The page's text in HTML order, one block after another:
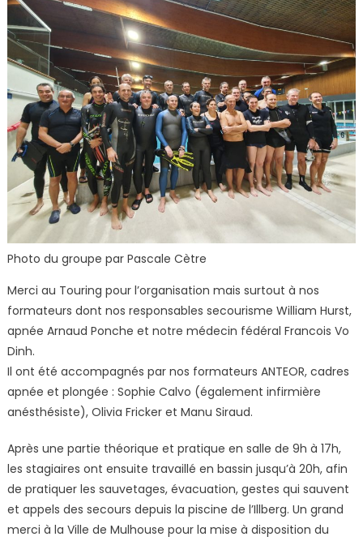
Photo du groupe par Pascale Cètre
Merci au Touring pour l’organisation mais surtout à nos
formateurs dont nos responsables secourisme William Hurst,
apnée Arnaud Ponche et notre médecin fédéral Francois Vo
Dinh.
Il ont été accompagnés par nos formateurs ANTEOR, cadres
apnée et plongée : Sophie Calvo (également infirmière
anésthésiste), Olivia Fricker et Manu Siraud.
Après une partie théorique et pratique en salle de 9h à 17h,
les stagiaires ont ensuite travaillé en bassin jusqu’à 20h, afin
de pratiquer les sauvetages, évacuation, gestes qui sauvent
et appels des secours depuis la piscine de l’Illberg. Un grand
merci à la Ville de Mulhouse pour la mise à disposition du